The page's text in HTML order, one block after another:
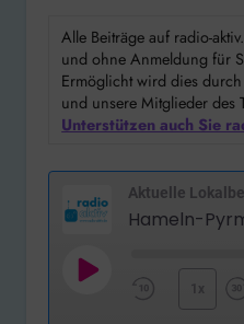
Alle Beiträge auf radio-
und ohne Anmeldung für
Ermöglicht wird dies
und unsere Mitglieder des
Unterstützen auch Sie
Aktuelle
Hameln-
Play
1x